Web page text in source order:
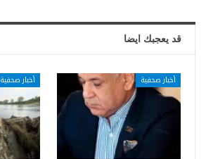
قد يعجبك ايضا
أخبار صحفية أخبار صحفية